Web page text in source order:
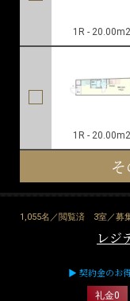
1R - 20.00m2
1R - 20.00m2
1,055名／閲覧済 3室／募
レジ
▶ 契約金のお
礼金0